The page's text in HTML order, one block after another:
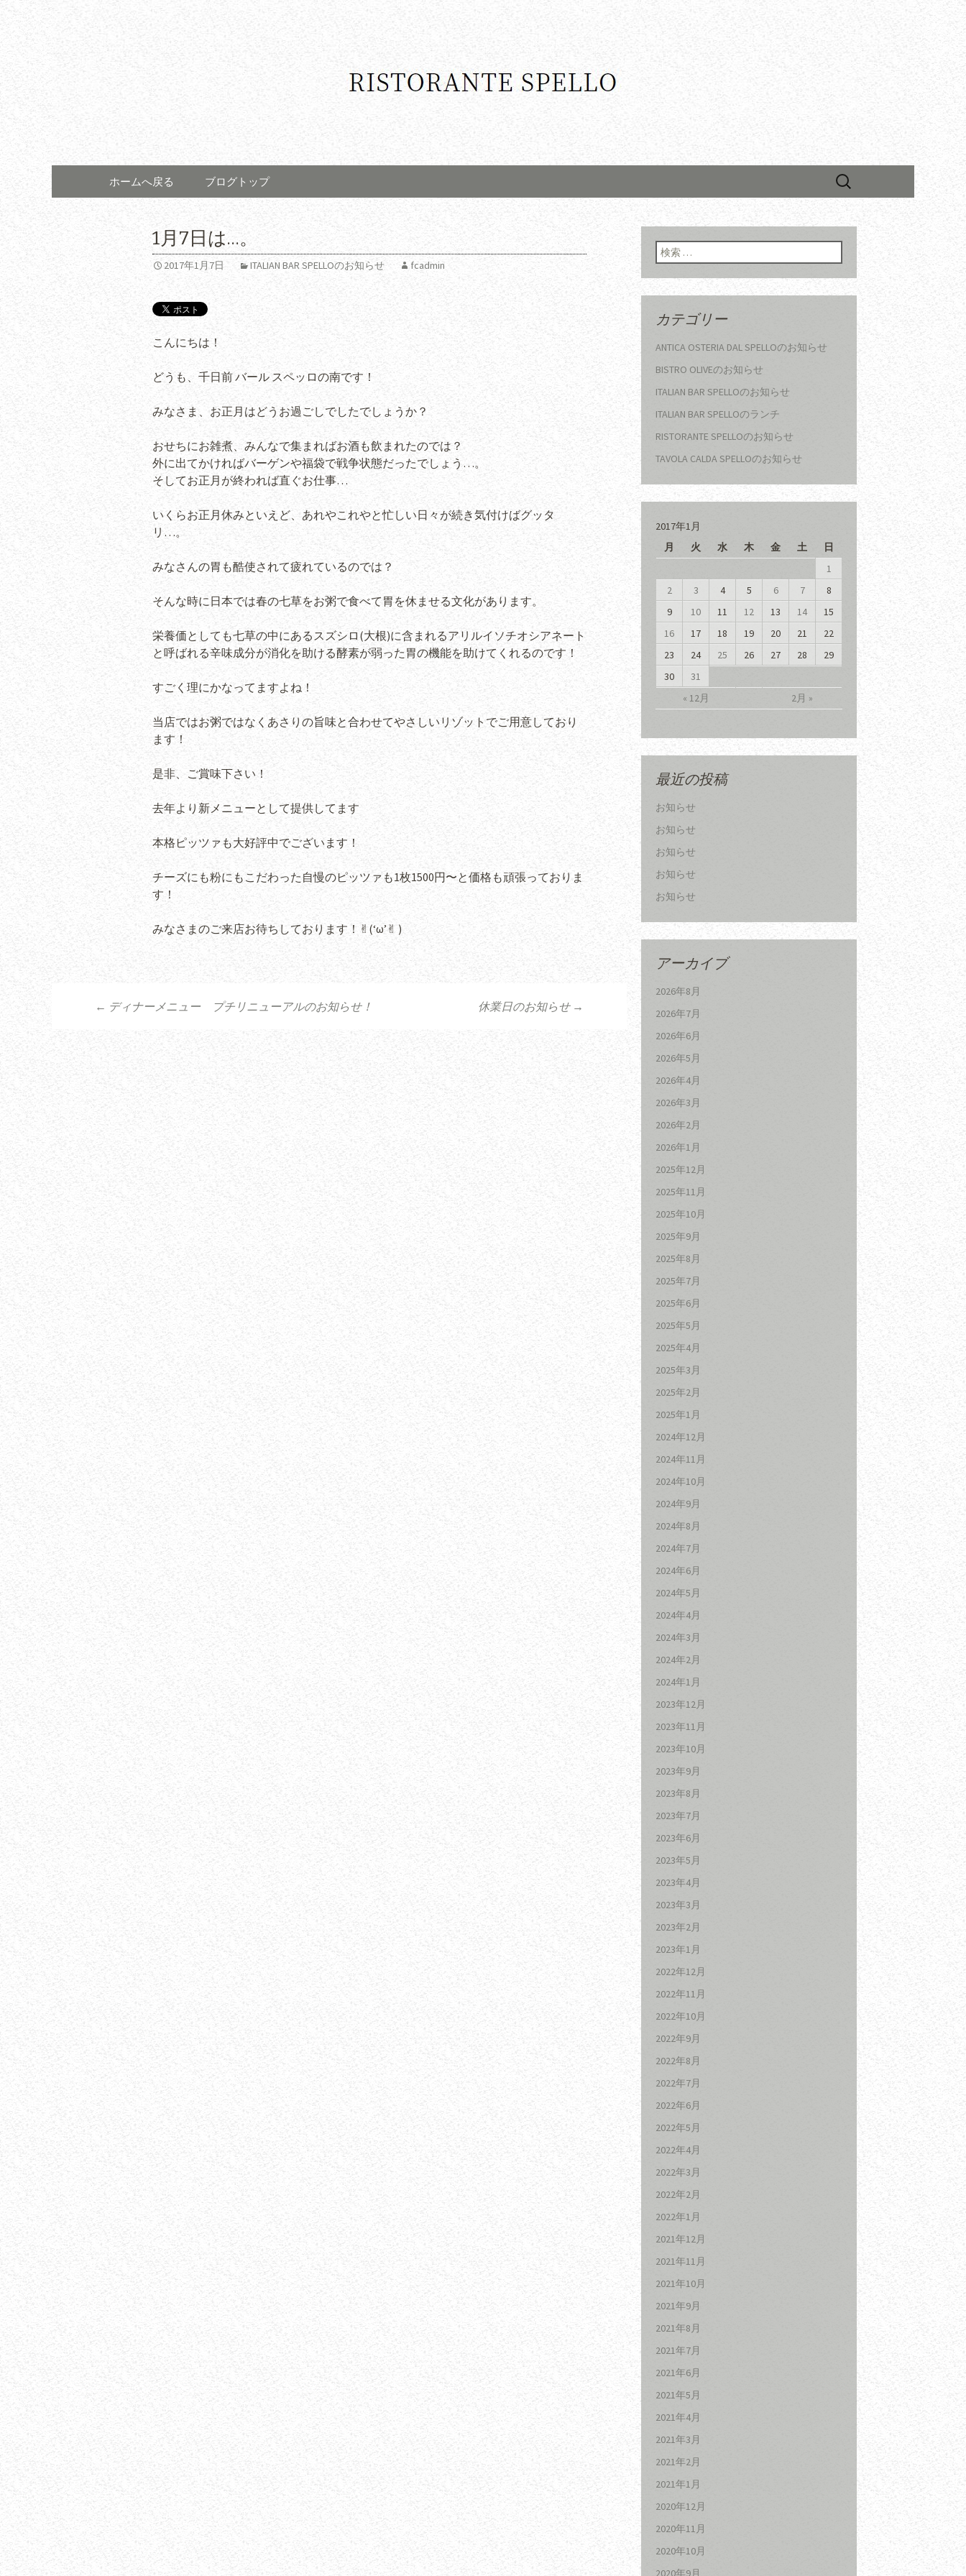
コンテンツへ移動
ホームへ戻る ブログトップ
検
1月7日は…。
2017年1月7日 ITALIAN BAR SPELLOのお知らせ fcadmin
こんにちは！
どうも、千日前 バール スペッロの南です！
みなさま、お正月はどうお過ごしでしたでしょうか？
おせちにお雑煮、みんなで集まればお酒も飲まれたのでは？
外に出てかければバーゲンや福袋で戦争状態だったでしょう…。
そしてお正月が終われば直ぐお仕事…
いくらお正月休みといえど、あれやこれやと忙しい日々が続き気付けばグッタ
リ…。
みなさんの胃も酷使されて疲れているのでは？
そんな時に日本では春の七草をお粥で食べて胃を休ませる文化があります。
栄養価としても七草の中にあるスズシロ(大根)に含まれるアリルイソチオシアネート
と呼ばれる辛味成分が消化を助ける酵素が弱った胃の機能を助けてくれるのです！
すごく理にかなってますよね！
当店ではお粥ではなくあさりの旨味と合わせてやさしいリゾットでご用意しており
ます！
是非、ご賞味下さい！
去年より新メニューとして提供してます
本格ピッツァも大好評中でございます！
チーズにも粉にもこだわった自慢のピッツァも1枚1500円〜と価格も頑張っておりま
す！
みなさまのご来店お待ちしております！✌︎(‘ω’✌︎ )
投稿ナビゲーション
← ディナーメニュー プチリニューアルのお知らせ！ 休業日のお知らせ →
検索:
カテゴリー
ANTICA OSTERIA DAL SPELLOのお知らせ
BISTRO OLIVEのお知らせ
ITALIAN BAR SPELLOのお知らせ
ITALIAN BAR SPELLOのランチ
RISTORANTE SPELLOのお知らせ
TAVOLA CALDA SPELLOのお知らせ
2017年1月
月
火 水 木 金 土 日
« 12月 2月 »
1
2
3 4 5 6 7
8
9
10 11 12 13 14
15
16
17 18 19 20 21
22
23
24 25 26 27 28
29
30
31
最近の投稿
お知らせ
お知らせ
お知らせ
お知らせ
お知らせ
アーカイブ
2026年8月
2026年7月
2026年6月
2026年5月
2026年4月
2026年3月
2026年2月
2026年1月
2025年12月
2025年11月
2025年10月
2025年9月
2025年8月
2025年7月
2025年6月
2025年5月
2025年4月
2025年3月
2025年2月
2025年1月
2024年12月
2024年11月
2024年10月
2024年9月
2024年8月
2024年7月
2024年6月
2024年5月
2024年4月
2024年3月
2024年2月
2024年1月
2023年12月
2023年11月
2023年10月
2023年9月
2023年8月
2023年7月
2023年6月
2023年5月
2023年4月
2023年3月
2023年2月
2023年1月
2022年12月
2022年11月
2022年10月
2022年9月
2022年8月
2022年7月
2022年6月
2022年5月
2022年4月
2022年3月
2022年2月
2022年1月
2021年12月
2021年11月
2021年10月
2021年9月
2021年8月
2021年7月
2021年6月
2021年5月
2021年4月
2021年3月
2021年2月
2021年1月
2020年12月
2020年11月
2020年10月
2020年9月